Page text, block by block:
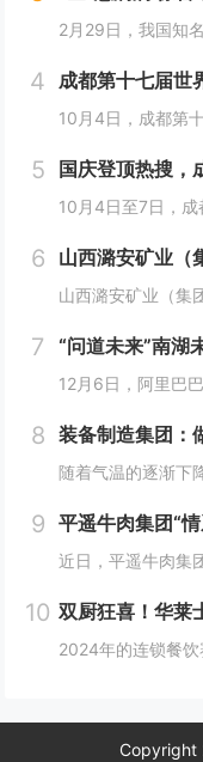
4 成都第十七届世
5 国庆登顶热搜，
6
7
8 装备制造集团：
9 平遥牛肉集团“
10 双厨狂喜！华莱
Copyright